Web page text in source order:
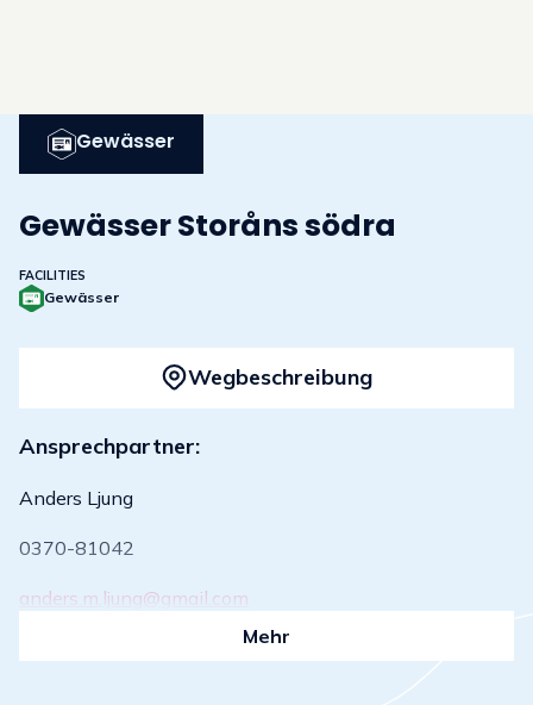
Gewässer
Gewässer Storåns södra
FACILITIES
Gewässer
Wegbeschreibung
Ansprechpartner:
Anders Ljung
0370-81042
anders.m.ljung@gmail.com
Mehr